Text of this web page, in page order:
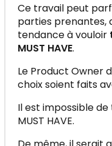
Ce travail peut
parties prenantes,
tendance à vouloir
MUST HAVE.
Le Product Owner
choix soient faits
Il est impossible
MUST HAVE.